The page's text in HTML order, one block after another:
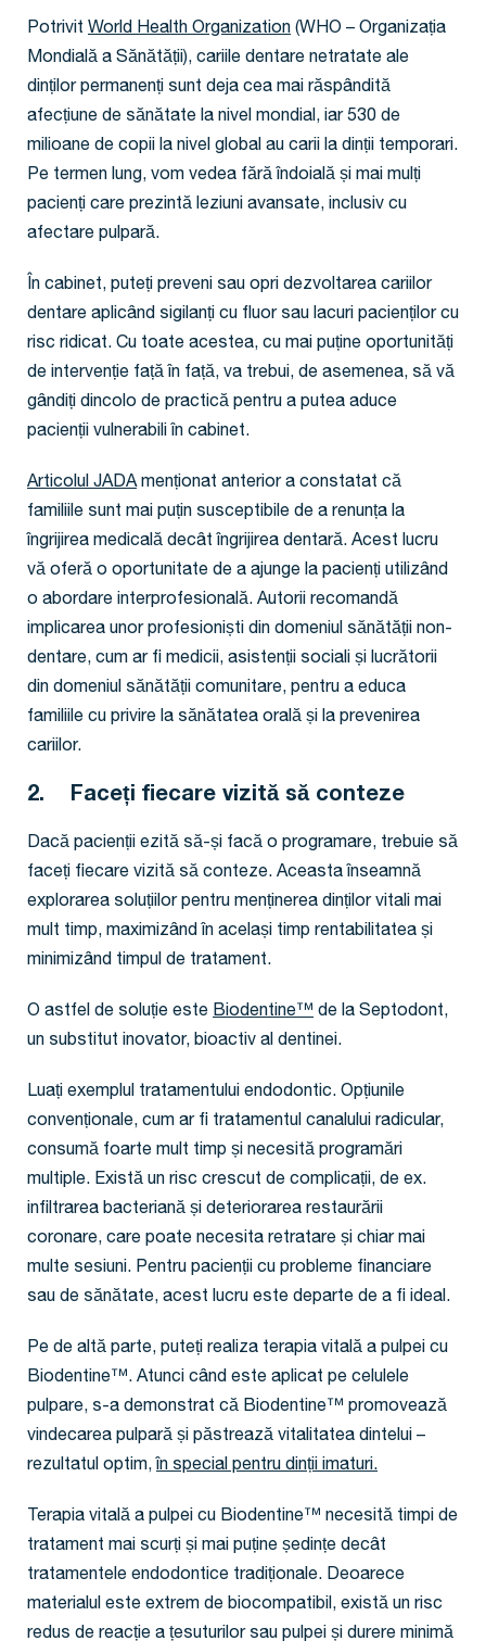
Potrivit World Health Organization (WHO – Organizația
Mondială a Sănătății), cariile dentare netratate ale
dinților permanenți sunt deja cea mai răspândită
afecțiune de sănătate la nivel mondial, iar 530 de
milioane de copii la nivel global au carii la dinții temporari.
Pe termen lung, vom vedea fără îndoială și mai mulți
pacienți care prezintă leziuni avansate, inclusiv cu
afectare pulpară.
În cabinet, puteți preveni sau opri dezvoltarea cariilor
dentare aplicând sigilanți cu fluor sau lacuri pacienților cu
risc ridicat. Cu toate acestea, cu mai puține oportunități
de intervenție față în față, va trebui, de asemenea, să vă
gândiți dincolo de practică pentru a putea aduce
pacienții vulnerabili în cabinet.
Articolul JADAmenționat anterior a constatat că
familiile sunt mai puțin susceptibile de a renunța la
îngrijirea medicală decât îngrijirea dentară. Acest lucru
vă oferă o oportunitate de a ajunge la pacienți utilizând
o abordare interprofesională. Autorii recomandă
implicarea unor profesioniști din domeniul sănătății non-
dentare, cum ar fi medicii, asistenții sociali și lucrătorii
din domeniul sănătății comunitare, pentru a educa
familiile cu privire la sănătatea orală și la prevenirea
cariilor.
2. Faceți fiecare vizită să conteze
Dacă pacienții ezită să-și facă o programare, trebuie să
faceți fiecare vizită să conteze. Aceasta înseamnă
explorarea soluțiilor pentru menținerea dinților vitali mai
mult timp, maximizând în același timp rentabilitatea și
minimizând timpul de tratament.
O astfel de soluție este Biodentine™ de la Septodont,
un substitut inovator, bioactiv al dentinei.
Luați exemplul tratamentului endodontic. Opțiunile
convenționale, cum ar fi tratamentul canalului radicular,
consumă foarte mult timp și necesită programări
multiple. Există un risc crescut de complicații, de ex.
infiltrarea bacteriană și deteriorarea restaurării
coronare, care poate necesita retratare și chiar mai
multe sesiuni. Pentru pacienții cu probleme financiare
sau de sănătate, acest lucru este departe de a fi ideal.
Pe de altă parte, puteți realiza terapia vitală a pulpei cu
Biodentine™. Atunci când este aplicat pe celulele
pulpare, s-a demonstrat că Biodentine™ promovează
vindecarea pulpară și păstrează vitalitatea dintelui –
rezultatul optim, în special pentru dinții imaturi.
Terapia vitală a pulpei cu Biodentine™ necesită timpi de
tratament mai scurți și mai puține ședințe decât
tratamentele endodontice tradiționale. Deoarece
materialul este extrem de biocompatibil, există un risc
redus de reacție a țesuturilor sau pulpei și durere minimă